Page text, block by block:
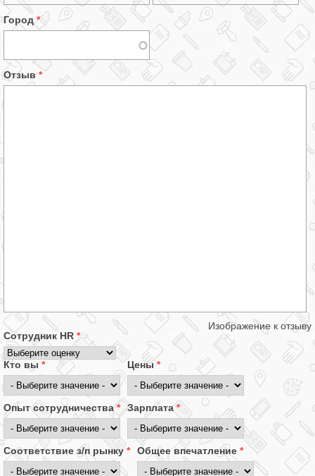
Город *
Отзыв *
Изображение к отзыву
Сотрудник HR *
Кто вы * Цены *
Опыт сотрудничества* Зарплата*
Соответствие з/п рынку * Общее впечатление *